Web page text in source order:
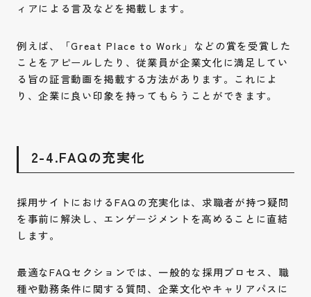
ィアによる言及などを掲載します。
例えば、「Great Place to Work」などの賞を受賞した
ことをアピールしたり、従業員が企業文化に満足してい
る旨の証言動画を掲載する方法があります。これによ
り、企業に良い印象を持ってもらうことができます。
2-4.FAQの充実化
採用サイトにおけるFAQの充実化は、求職者が持つ疑問
を事前に解決し、エンゲージメントを高めることに直結
します。
最適なFAQセクションでは、一般的な採用プロセス、職
種や勤務条件に関する質問、企業文化やキャリアパスに